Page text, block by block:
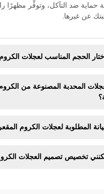
حماية ضد التآكل، وتوفِّر مظهرًا
عن غيرها.
الحجم المناسب لعجلات
المحدبة المصنوعة من الكروم
المطلوبة لعجلات الكروم
تخصيص تصميم العجلات